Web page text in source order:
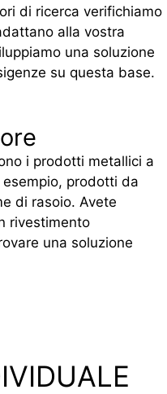
di ricerca verifichiamo
alla vostra
una soluzione
su questa base.
i prodotti metallici a
prodotti da
di rasoio. Avete
rivestimento
una soluzione